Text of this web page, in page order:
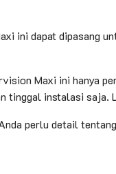
ini dapat dipasang
Maxi ini hanya
tinggal instalasi saja.
perlu detail